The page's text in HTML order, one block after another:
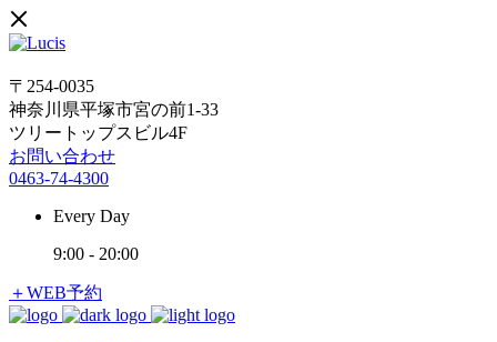
〒254-0035
神奈川県平塚市宮の前1-33
ツリートップスビル4F
お問い合わせ
0463-74-4300
Every Day
9:00 - 20:00
＋WEB予約